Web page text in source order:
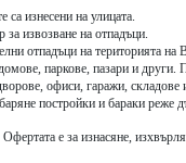
са изнесени на улицата.
извозване на отпадъци.
отпадъци на територията на
паркове, пазари и други.
офиси, гаражи, складове
постройки и бараки реже
е за изнасяне,